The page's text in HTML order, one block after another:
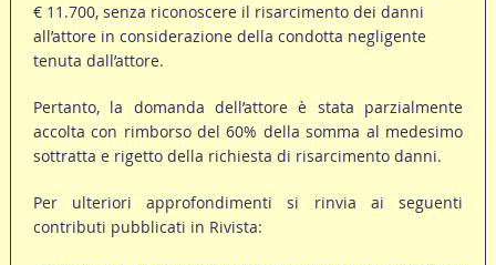
€ 11.700, senza riconoscere il risarcimento dei danni
all’attore in considerazione della condotta negligente
tenuta dall’attore.
Pertanto, la domanda dell’attore è stata parzialmente
accolta con rimborso del 60% della somma al medesimo
sottratta e rigetto della richiesta di risarcimento danni.
Per ulteriori approfondimenti si rinvia ai seguenti
contributi pubblicati in Rivista: